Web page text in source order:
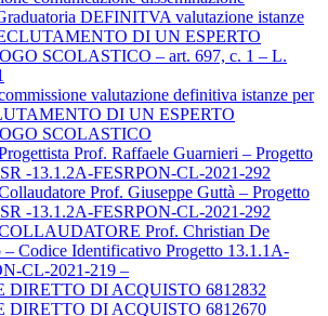
DEFINITVA valutazione istanze
DI UN ESPERTO
SCOLASTICO – art. 697, c. 1 – L.
valutazione definitiva istanze per
DI UN ESPERTO
SCOLASTICO
Prof. Raffaele Guarnieri – Progetto
-13.1.2A-FESRPON-CL-2021-292
Prof. Giuseppe Guttà – Progetto
-13.1.2A-FESRPON-CL-2021-292
Prof. Christian De
– Codice Identificativo Progetto 13.1.1A-
CL-2021-219 –
DIRETTO DI ACQUISTO 6812832
DIRETTO DI ACQUISTO 6812670